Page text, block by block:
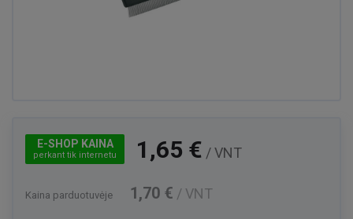
E-SHOP KAINA
perkant tik internetu 1,65 € / VNT
Kaina parduotuvėje 1,70 € / VNT